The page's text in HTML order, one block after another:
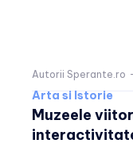
Autorii Sperante.ro -
Arta si Istorie
Muzeele